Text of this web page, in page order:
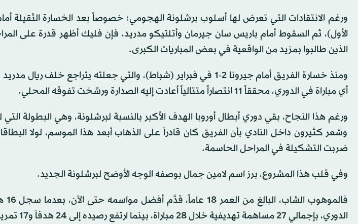
الأول)، ثم السقوط أمام باريس سان جيرمان وأتلتيكو مدريد، فإن فليك أظهر قدرة على
الذين طالبوا بمزيد من الواقعية في بعض المباريات الكبرى.
ومنذ خسارة الفريق أمام جيرونا 2-1 في فبراير (شباط)، والتي جعلته يتراجع
أي مباراة في الدوري، محققاً 11 انتصاراً متتالياً أعادت إليه الصدارة ورسَّخت تفوقه المحلي.
وشعر كثيرون داخل النادي بأن الفريق كان قادراً على الذهاب أبعد هذا الموسم، لولا
ضربت التشكيلة في المراحل الحاسمة.
وفي قلب هذا المشروع، برز اسم لامين جمال بوصفه الوجه الأوضح لبرشلونة الجديد.
الدوري، بإجمالي 27 مساهمة تهديفية خلال 28 مباراة، بينما ارتفع رصيده إلى 24 هدفاً و17 تمريرة حاسمة في مختلف البطولات.